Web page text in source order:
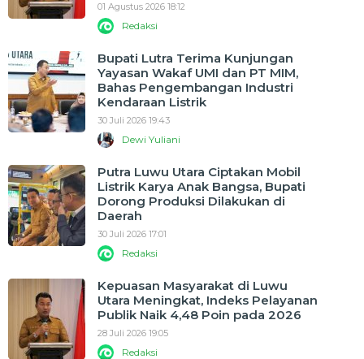
01 Agustus 2026 18:12
Redaksi
Bupati Lutra Terima Kunjungan
Yayasan Wakaf UMI dan PT MIM,
Bahas Pengembangan Industri
Kendaraan Listrik
30 Juli 2026 19:43
Dewi Yuliani
Putra Luwu Utara Ciptakan Mobil
Listrik Karya Anak Bangsa, Bupati
Dorong Produksi Dilakukan di
Daerah
30 Juli 2026 17:01
Redaksi
Kepuasan Masyarakat di Luwu
Utara Meningkat, Indeks Pelayanan
Publik Naik 4,48 Poin pada 2026
28 Juli 2026 19:05
Redaksi